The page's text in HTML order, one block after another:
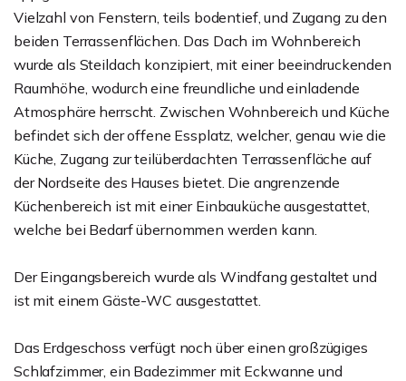
Vielzahl von Fenstern, teils bodentief, und Zugang zu den
beiden Terrassenflächen. Das Dach im Wohnbereich
wurde als Steildach konzipiert, mit einer beeindruckenden
Raumhöhe, wodurch eine freundliche und einladende
Atmosphäre herrscht. Zwischen Wohnbereich und Küche
befindet sich der offene Essplatz, welcher, genau wie die
Küche, Zugang zur teilüberdachten Terrassenfläche auf
der Nordseite des Hauses bietet. Die angrenzende
Küchenbereich ist mit einer Einbauküche ausgestattet,
welche bei Bedarf übernommen werden kann.
Der Eingangsbereich wurde als Windfang gestaltet und
ist mit einem Gäste-WC ausgestattet.
Das Erdgeschoss verfügt noch über einen großzügiges
Schlafzimmer, ein Badezimmer mit Eckwanne und